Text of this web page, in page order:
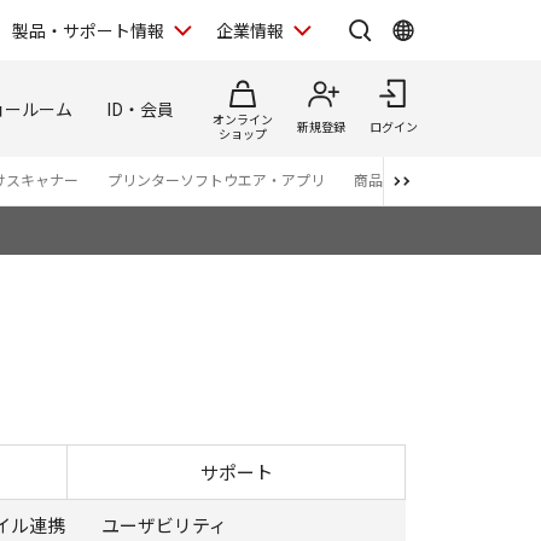
製品・サポート情報 企業情報
ールーム ID・会員
オンライン
ショップ
新規登録 ログイン
スキャナー プリンターソフトウエア・アプリ 商品カタログ
サポート
ル連携 ユーザビリティ